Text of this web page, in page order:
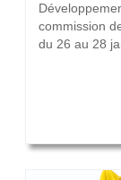
commission
du 26 au 28